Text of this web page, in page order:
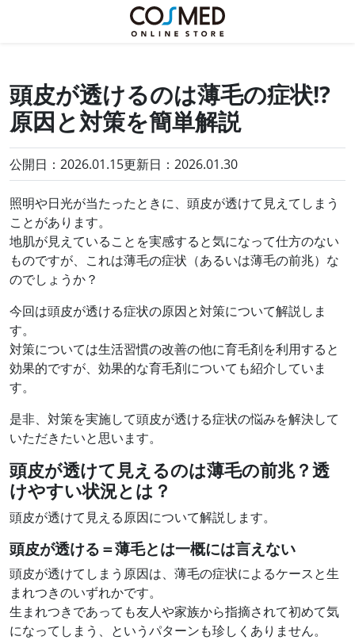
頭皮が透けるのは薄毛の症状!?
原因と対策を簡単解説
公開日：2026.01.15更新日： 2026.01.30
照明や日光が当たったときに、頭皮が透けて見えてしまう
ことがあります。
地肌が見えていることを実感すると気になって仕方のない
ものですが、これは薄毛の症状（あるいは薄毛の前兆）な
のでしょうか？
今回は頭皮が透ける症状の原因と対策について解説しま
す。
対策については生活習慣の改善の他に育毛剤を利用すると
効果的ですが、効果的な育毛剤についても紹介していま
す。
是非、対策を実施して頭皮が透ける症状の悩みを解決して
いただきたいと思います。
頭皮が透けて見えるのは薄毛の前兆？透
けやすい状況とは？
頭皮が透けて見える原因について解説します。
頭皮が透ける＝薄毛とは一概には言えない
頭皮が透けてしまう原因は、薄毛の症状によるケースと生
まれつきのいずれかです。
生まれつきであっても友人や家族から指摘されて初めて気
になってしまう、というパターンも珍しくありません。